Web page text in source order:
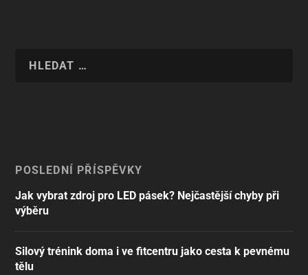
POSLEDNÍ PŘÍSPĚVKY
Jak vybrat zdroj pro LED pásek? Nejčastější chyby při
výběru
Silový trénink doma i ve fitcentru jako cesta k pevnému
tělu